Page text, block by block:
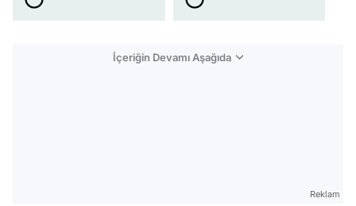
İçeriğin Devamı Aşağıda
Reklam